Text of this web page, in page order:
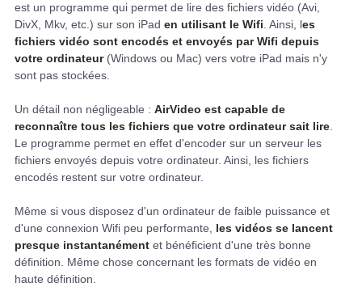
est un programme qui permet de lire des fichiers vidéo (Avi,
DivX, Mkv, etc.) sur son iPad en utilisant le Wifi . Ainsi, les
fichiers vidéo sont encodés et envoyés par Wifi depuis
votre ordinateur(Windows ou Mac) vers votre iPad mais n'y
sont pas stockées.
Un détail non négligeable : AirVideo est capable de
reconnaître tous les fichiers que votre ordinateur sait lire
Le programme permet en effet d'encoder sur un serveur les
fichiers envoyés depuis votre ordinateur. Ainsi, les fichiers
encodés restent sur votre ordinateur.
Même si vous disposez d'un ordinateur de faible puissance et
d'une connexion Wifi peu performante, les vidéos se lancent
presque instantanément et bénéficient d'une très bonne
définition. Même chose concernant les formats de vidéo en
haute définition.